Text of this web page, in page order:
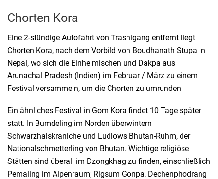
Chorten Kora
Eine 2-stündige Autofahrt von Trashigang entfernt liegt
Chorten Kora, nach dem Vorbild von Boudhanath Stupa in
Nepal, wo sich die Einheimischen und Dakpa aus
Arunachal Pradesh (Indien) im Februar / März zu einem
Festival versammeln, um die Chorten zu umrunden.
Ein ähnliches Festival in Gom Kora findet 10 Tage später
statt. In Bumdeling im Norden überwintern
Schwarzhalskraniche und Ludlows Bhutan-Ruhm, der
Nationalschmetterling von Bhutan. Wichtige religiöse
Stätten sind überall im Dzongkhag zu finden, einschließlich
Pemaling im Alpenraum; Rigsum Gonpa, Dechenphodrang